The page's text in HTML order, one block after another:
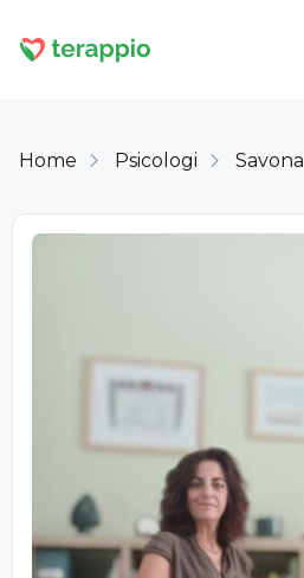
Accedi come psicologo
Per gli psicologi
Informazioni su terappio
office@terappio.com
Home Psicologi Savona